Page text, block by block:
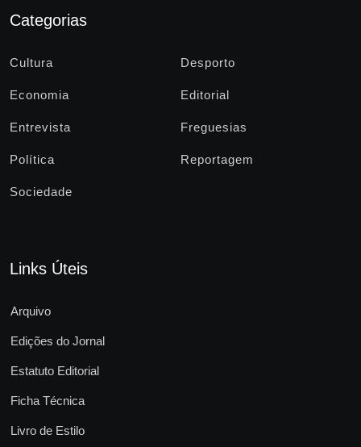
Categorias
Cultura Desporto
Economia Editorial
Entrevista Freguesias
Política Reportagem
Sociedade
Links Úteis
Arquivo
Edições do Jornal
Estatuto Editorial
Ficha Técnica
Livro de Estilo